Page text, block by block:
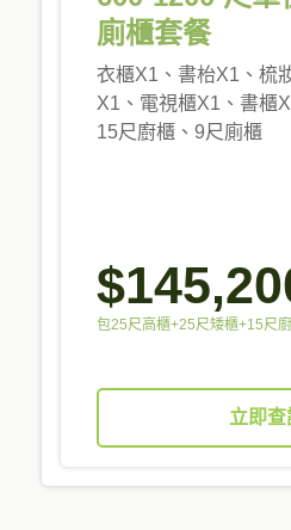
廁櫃套餐
衣櫃X1、書枱X1、梳
X1、電視櫃X1、書櫃
15尺廚櫃、9尺廁櫃
包25尺高櫃+25尺矮櫃+15尺
立即查